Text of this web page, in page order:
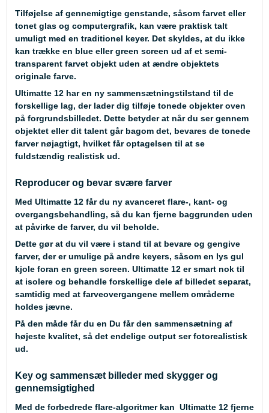
Tilføjelse af gennemigtige genstande, såsom farvet eller
tonet glas og computergrafik, kan være praktisk talt
umuligt med en traditionel keyer. Det skyldes, at du ikke
kan trække en blue eller green screen ud af et semi-
transparent farvet objekt uden at ændre objektets
originale farve.
Ultimatte 12 har en ny sammensætningstilstand til de
forskellige lag, der lader dig tilføje tonede objekter oven
på forgrundsbilledet. Dette betyder at når du ser gennem
objektet eller dit talent går bagom det, bevares de tonede
farver nøjagtigt, hvilket får optagelsen til at se
fuldstændig realistisk ud.
Reproducer og bevar svære farver
Med Ultimatte 12 får du ny avanceret flare-, kant- og
overgangsbehandling, så du kan fjerne baggrunden uden
at påvirke de farver, du vil beholde.
Dette gør at du vil være i stand til at bevare og gengive
farver, der er umulige på andre keyers, såsom en lys gul
kjole foran en green screen. Ultimatte 12 er smart nok til
at isolere og behandle forskellige dele af billedet separat,
samtidig med at farveovergangene mellem områderne
holdes jævne.
På den måde får du en Du får den sammensætning af
højeste kvalitet, så det endelige output ser fotorealistisk
ud.
Key og sammensæt billeder med skygger og
gennemsigtighed
Med de forbedrede flare-algoritmer kan Ultimatte 12 fjerne